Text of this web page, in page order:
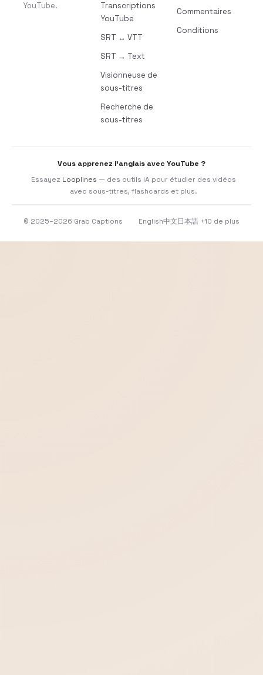
YouTube.
Transcriptions
YouTube
SRT ↔ VTT
SRT → Text
Visionneuse de
sous-titres
Recherche de
sous-titres
Commentaires
Conditions
Vous apprenez l’anglais avec YouTube ?
Essayez Looplines — des outils IA pour étudier des vidéos
avec sous-titres, flashcards et plus.
© 2025–2026 Grab Captions English中文 日本語 +10 de plus